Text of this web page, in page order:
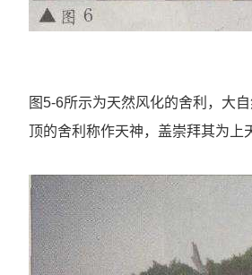
图5-6所示为天然风化的舍利，大
顶的舍利称作天神，盖崇拜其为上